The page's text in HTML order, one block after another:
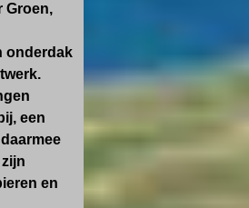
Groen,
onderdak
een
en